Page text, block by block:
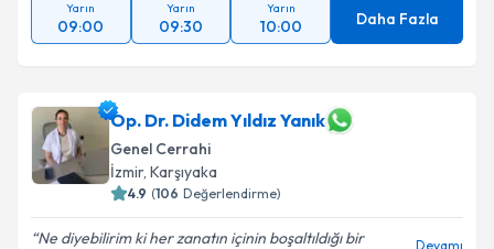
Yarın
09:00
Yarın
09:30
Yarın
10:00 Daha Fazla
Op. Dr. Didem Yıldız Yanık
Genel Cerrahi
İzmir, Karşıyaka
4.9 (106 Değerlendirme)
Ne diyebilirim ki her zanatın içinin boşaltıldığı bir
Devamı